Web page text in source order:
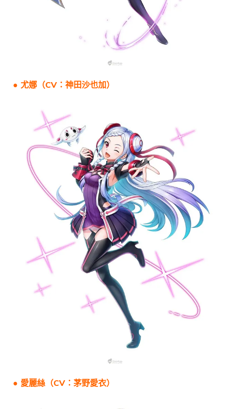
● 尤娜（CV：神田沙也加）
● 愛麗絲（CV：茅野愛衣）